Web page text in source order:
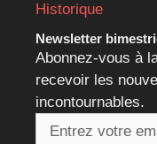
Historique
Newsletter
Abonnez-vous à
recevoir les
incontournables.